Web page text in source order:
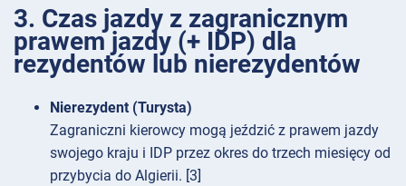
3. Czas jazdy z zagranicznym
prawem jazdy (+ IDP) dla
rezydentów lub nierezydentów
Nierezydent (Turysta)
Zagraniczni kierowcy mogą jeździć z prawem jazdy
swojego kraju i IDP przez okres do trzech miesięcy od
przybycia do Algierii. [3]